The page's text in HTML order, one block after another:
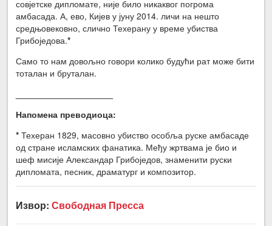
совјетске дипломате, није било никаквог погрома
амбасада. А, ево, Кијев у јуну 2014. личи на нешто
средњовековно, слично Техерану у време убиства
Грибоједова.*
Само то нам довољно говори колико будући рат може бити
тоталан и бруталан.
Напомена преводиоца:
* Техеран 1829, масовно убиство особља руске амбасаде
од стране исламских фанатика. Међу жртвама је био и
шеф мисије Александар Грибоједов, знаменити руски
дипломата, песник, драматург и композитор.
Извор:Свободная Пресса